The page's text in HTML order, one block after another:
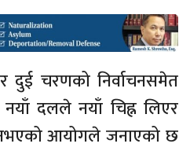
दुई चरणको निर्वाचनसमेत
दलले नयाँ चिह्न लिएर
नभएको आयोगले जनाएको छ